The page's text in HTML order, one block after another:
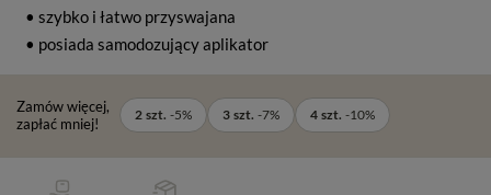
• szybko i łatwo przyswajana
• posiada samodozujący aplikator
Zamów więcej,
zapłać mniej!
2 szt. -5% 3 szt. -7% 4 szt. -10%